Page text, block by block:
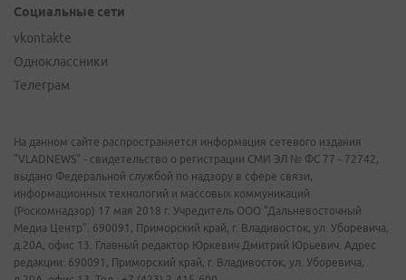
Социальные сети
vkontakte
Одноклассники
Телеграм
На данном сайте распространяется информация сетевого издания
"VLADNEWS" - свидетельство о регистрации СМИ ЭЛ № ФС 77 - 72742,
выдано Федеральной службой по надзору в сфере связи,
информационных технологий и массовых коммуникаций
(Роскомнадзор) 17 мая 2018 г. Учредитель ООО "Дальневосточный
Медиа Центр". 690091, Приморский край, г. Владивосток, ул. Уборевича,
д.20А, офис 13. Главный редактор Юркевич Дмитрий Юрьевич. Адрес
редакции: 690091, Приморский край, г. Владивосток, ул. Уборевича,